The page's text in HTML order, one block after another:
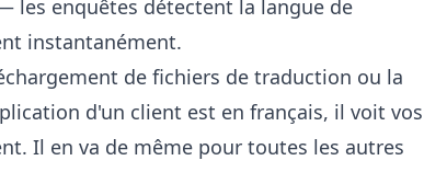
les enquêtes détectent la langue de
instantanément.
de fichiers de traduction ou la
d'un client est en français, il voit vos
Il en va de même pour toutes les autres